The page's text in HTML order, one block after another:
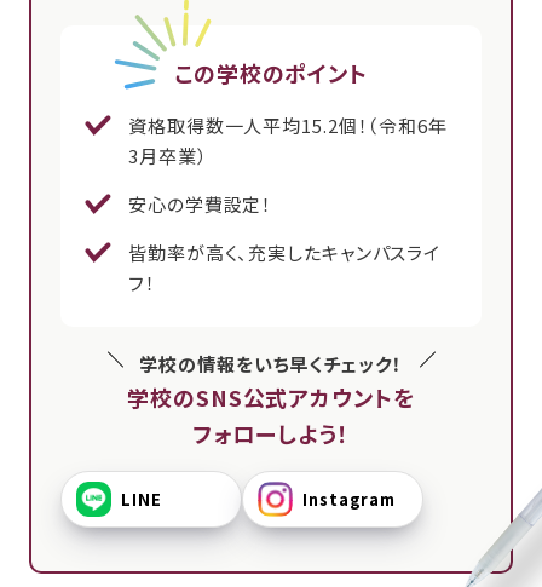
この学校のポイント
資格取得数一人平均15.2個！（令和6年
3月卒業）
安心の学費設定！
皆勤率が高く、充実したキャンパスライ
フ！
学校の情報をいち早くチェック！
学校のSNS公式アカウントを
フォローしよう！
LINE Instagram